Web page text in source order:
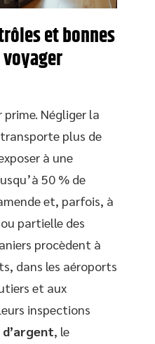
et bonnes
Négliger la
plus de
à une
50 % de
et, parfois, à
partielle des
procèdent à
dans les aéroports
et aux
inspections
, le